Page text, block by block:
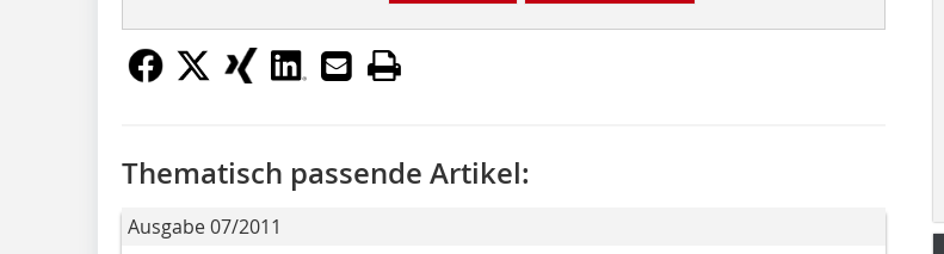
Thematisch passende Artikel:
Ausgabe 07/2011